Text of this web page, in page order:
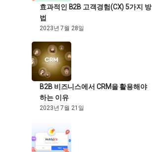
효과적인 B2B 고객경험(CX) 5가지 방
법
2023년 7월 28일
B2B 비즈니스에서 CRM을 활용해야
하는 이유
2023년 7월 21일